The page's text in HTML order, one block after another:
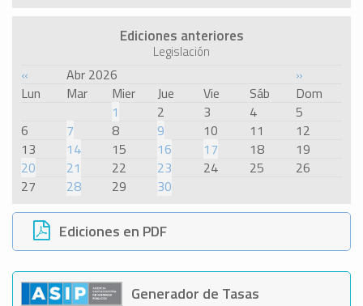
Ediciones anteriores
Legislación
« Abr 2026
»
Lun
Mar Mier Jue Vie Sáb
Dom
1
2 3 4
5
6
7 8 9 10 11
12
13
14 15 16 17 18
19
20
21 22 23 24 25
26
27
28 29 30
Ediciones en PDF
Generador de Tasas